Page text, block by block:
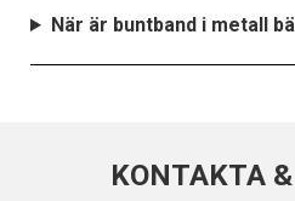
När är buntband i metall
KONTAKTA